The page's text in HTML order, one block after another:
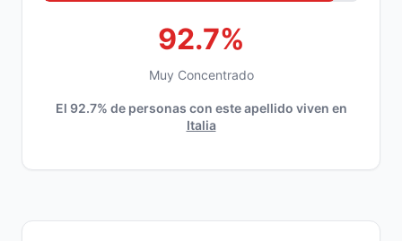
92.7%
Muy Concentrado
El 92.7% de personas con este apellido viven en
Italia